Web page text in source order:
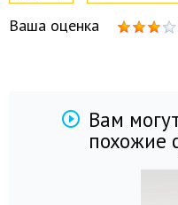
Ваша оценка
Вам
похожие